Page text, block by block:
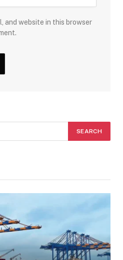
and website in this browser